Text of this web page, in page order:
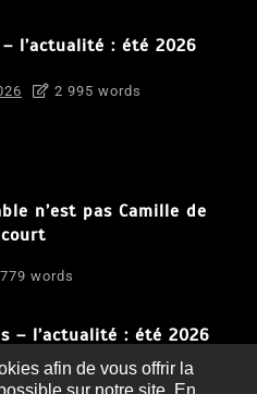
l’actualité : été 2026
2 995 words
n’est pas Camille de
words
– l’actualité : été 2026
words
afin de vous offrir la
sur notre site. En